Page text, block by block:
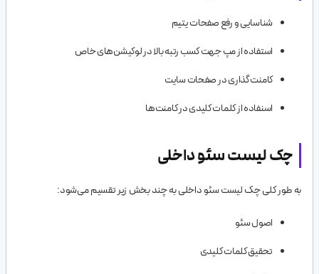
شناسایی و رفع صفحات یتیم
استفاده از مپ جهت کسب رتبه بالا در لوکیشن‌های خاص
کامنت گذاری در صفحات سایت
اسنفاده از کلمات کلیدی در کامنت‌ها
چک لیست سئو داخلی
به طور کلی چک لیست سئو داخلی به چند بخش‌ زیر تقسیم می‌شود:
اصول سئو
تحقیق کلمات کلیدی